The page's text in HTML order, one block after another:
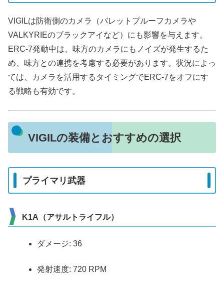
VIGILは防衛側のカメラ（バレットプルーフカメラや
VALKYRIEのブラックアイなど）にも影響を与えます。
ERC-7発動中は、味方のカメラにもノイズが発生するた
め、味方との連携を考慮する必要があります。状況によっ
ては、カメラを活用するタイミングでERC-7をオフにす
る戦略も有効です。
VIGILの装備とおすすめの選択
プライマリ武器
K1A（アサルトライフル）
ダメージ: 36
発射速度: 720 RPM